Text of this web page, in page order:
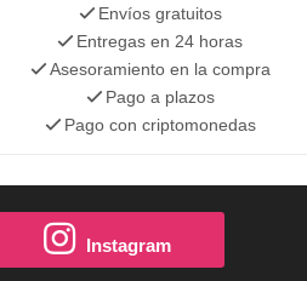
Envíos gratuitos
Entregas en 24 horas
Asesoramiento en la compra
Pago a plazos
Pago con criptomonedas
Instagram